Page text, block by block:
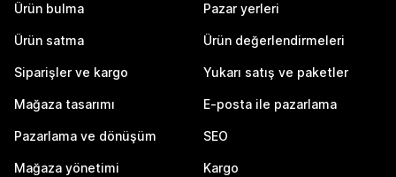
Ürün bulma
Ürün satma
Siparişler ve kargo
Mağaza tasarımı
Pazarlama ve dönüşüm
Mağaza yönetimi
Pazar yerleri
Ürün değerlendirmeleri
Yukarı satış ve paketler
E-posta ile pazarlama
SEO
Kargo